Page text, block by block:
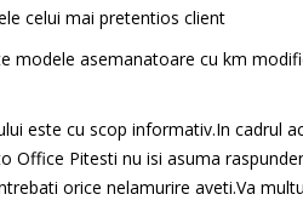
celui mai pretentios client
modele asemanatoare cu km
este cu scop informativ.In cadrul
Office Pitesti nu isi asuma
orice nelamurire aveti.Va